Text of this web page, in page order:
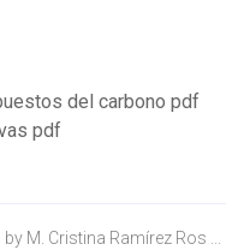
del carbono pdf
pdf
M. Cristina Ramírez Ros ...